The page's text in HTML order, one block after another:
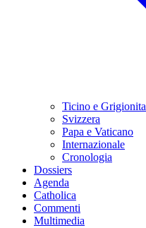
Ticino e
Svizzera
Papa e Vaticano
Internazionale
Cronologia
Dossiers
Agenda
Catholica
Commenti
Multimedia